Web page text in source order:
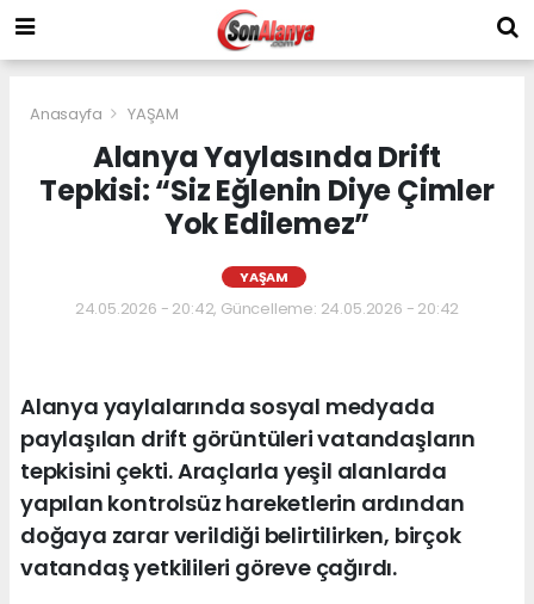
Anasayfa YAŞAM
Alanya Yaylasında Drift
Tepkisi: “Siz Eğlenin Diye Çimler
Yok Edilemez”
YAŞAM
24.05.2026 - 20:42, Güncelleme: 24.05.2026 - 20:42
Alanya yaylalarında sosyal medyada
paylaşılan drift görüntüleri vatandaşların
tepkisini çekti. Araçlarla yeşil alanlarda
yapılan kontrolsüz hareketlerin ardından
doğaya zarar verildiği belirtilirken, birçok
vatandaş yetkilileri göreve çağırdı.